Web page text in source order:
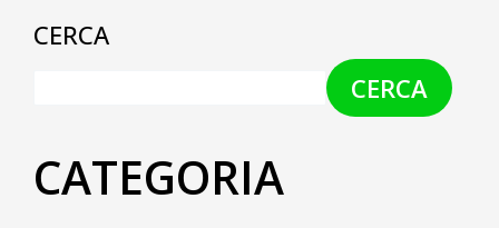
CERCA
CERCA
CATEGORIA